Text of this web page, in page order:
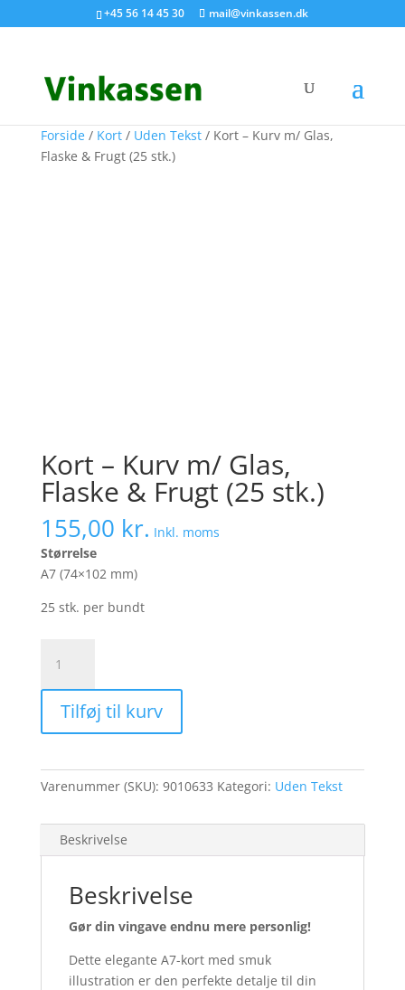
+45 56 14 45 30 mail@vinkassen.dk
Søg produkter - start med at skrive
Forside/ Kort/ Uden Tekst/ Kort – Kurv m/ Glas,
Flaske & Frugt (25 stk.)
Kort – Kurv m/ Glas,
Flaske & Frugt (25 stk.)
155,00 kr. Inkl. moms
Størrelse
A7 (74×102 mm)
25 stk. per bundt
Kurv
Glas,
&
Frugt
stk.)
antal
Tilføj til kurv
Varenummer (SKU): 9010633 Kategori: Uden Tekst
Beskrivelse
Beskrivelse
Gør din vingave endnu mere personlig!
Dette elegante A7-kort med smuk
illustration er den perfekte detalje til din